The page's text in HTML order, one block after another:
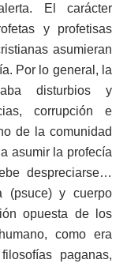
El carácter
y profetisas
asumieran
Por lo general, la
disturbios y
corrupción e
de la comunidad
asumir la profecía
despreciarse…
(psuce) y cuerpo
opuesta de los
como era
paganas,